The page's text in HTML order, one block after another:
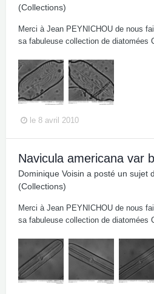
(Collections)
Merci à Jean PEYNICHOU de nous
sa fabuleuse collection de diatomées
le 8 avril 2010
Navicula americana var
Dominique Voisin a posté un sujet
(Collections)
Merci à Jean PEYNICHOU de nous
sa fabuleuse collection de diatomées